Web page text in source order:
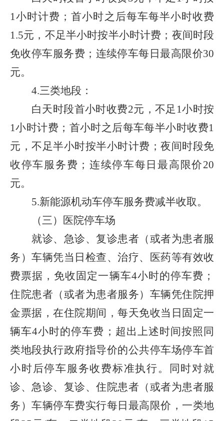
1小时计费；首小时之后每车每半小时收费
1.5元，不足半小时按半小时计费；夜间时段
免收停车服务费；连续停车每日最高限价30
元。
4.三类地段：
白天时段首小时收费2元，不足 1小时按
1小时计费；首小时之后每车每半小时收费1
元，不足半小时按半小时计费；夜间时段免
收停车服务费；连续停车每日最高限价20
元。
5.新能源机动车停车服务费减半收取。
（三）医院停车场
就诊、急诊、复诊患者（或者为患者服
务）车辆凭当日检查、治疗、医药等有效收
费票据，免收固定一辆车4小时的停车费；
住院患者（或者为患者服务）车辆凭住院押
金票据，在住院期间，每天免收当日固定一
辆车4小时的停车费；超出上述时间按照同
类地段执行政府指导价的公共停车场停车首
小时后停车服务收费标准执行。同时对就
诊、急诊、复诊、住院患者（或者为患者服
务）车辆停车费实行每日最高限价，一类地